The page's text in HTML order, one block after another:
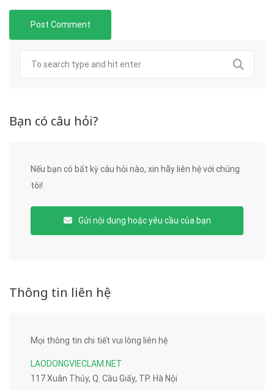
Bạn có câu hỏi?
Nếu bạn có bất kỳ câu hỏi nào, xin hãy liên hệ với chúng
tôi!
Gửi nội dung hoặc yêu cầu của bạn
Thông tin liên hệ
Mọi thông tin chi tiết vui lòng liên hệ
LAODONGVIECLAM.NET
117 Xuân Thủy, Q. Cầu Giấy, TP. Hà Nội